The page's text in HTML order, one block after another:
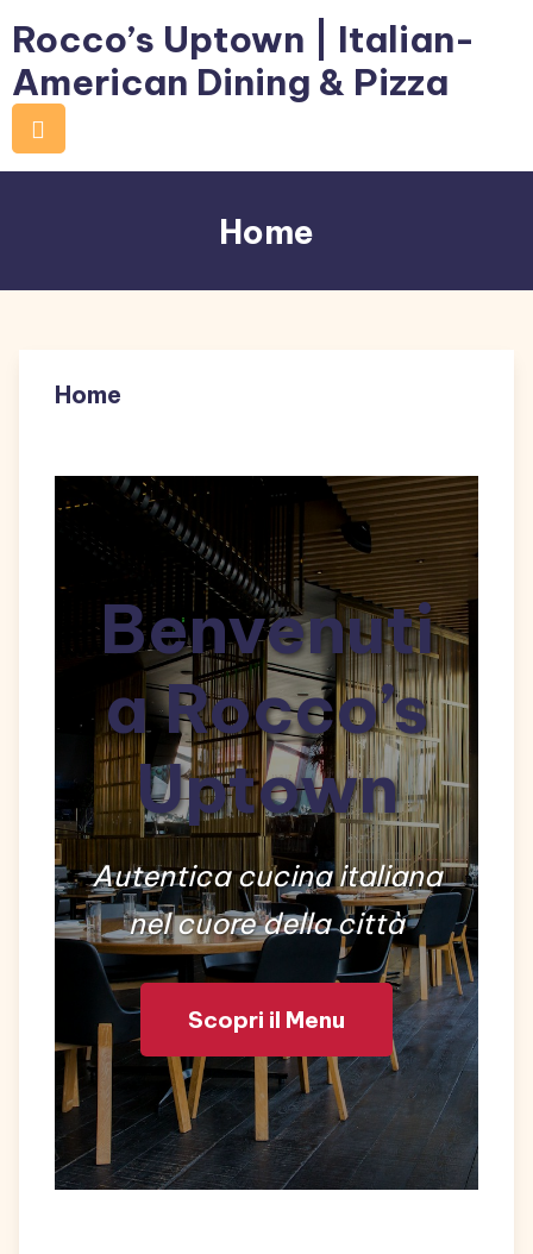
to
content
Rocco’s Uptown | Italian-
American Dining & Pizza
Home
Home
Benvenuti
a Rocco’s
Uptown
Autentica cucina italiana
nel cuore della città
Scopri il Menu